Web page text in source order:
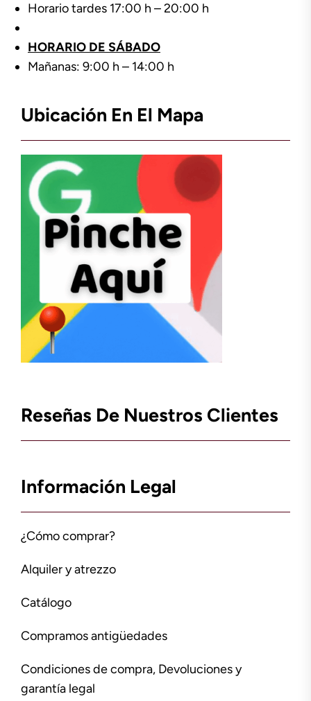
Horario tardes 17:00 h – 20:00 h
HORARIO DE SÁBADO
Mañanas: 9:00 h – 14:00 h
Ubicación En El Mapa
Reseñas De Nuestros Clientes
Información Legal
¿Cómo comprar?
Alquiler y atrezzo
Catálogo
Compramos antigüedades
Condiciones de compra, Devoluciones y
garantía legal